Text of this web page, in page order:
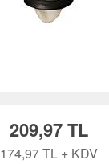
209,97 TL
174,97 TL + KDV